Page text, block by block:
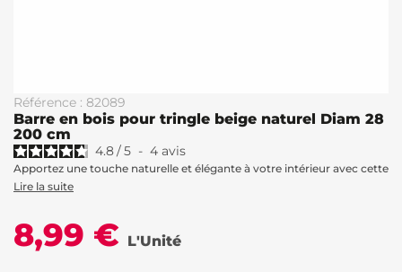
Référence : 82089
Barre en bois pour tringle beige naturel Diam 28
200 cm
4.8/5 - 4 avis
Apportez une touche naturelle et élégante à votre intérieur avec cette
Lire la suite
8,99 € L'Unité